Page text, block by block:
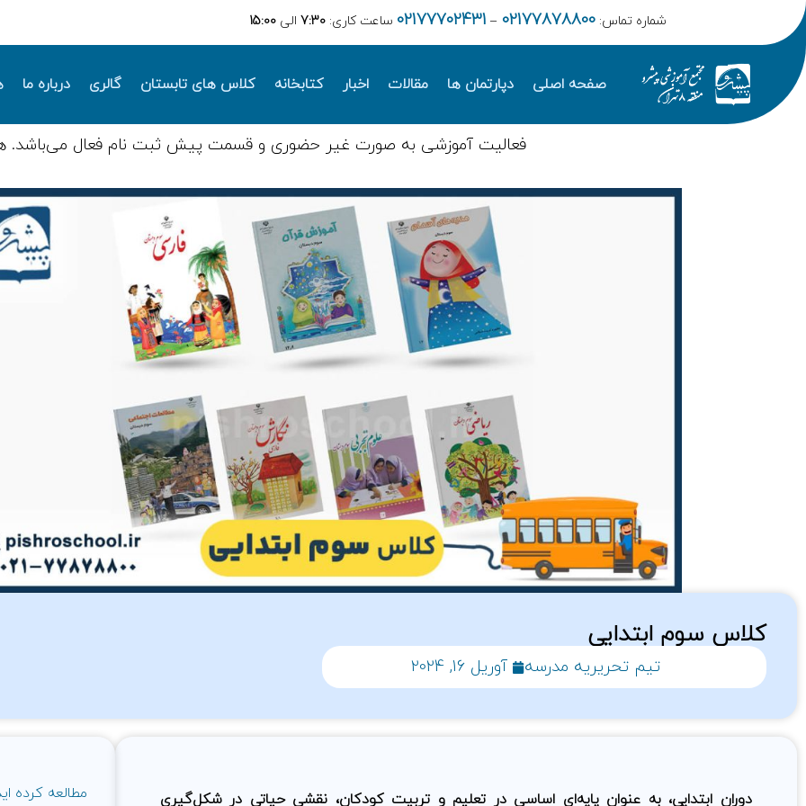
شماره تماس: 02177878800
–
02177702431 ساعت کاری: 7:30 الی 15:00
صفحه اصلی دپارتمان ها مقالات اخبار کتابخانه کلاس های تابستان گالری درباره ما
فعالیت آموزشی به صورت غیر حضوری و قسمت پیش ثبت نام فعال می‌باشد.
کلاس سوم ابتدایی
تیم تحریریه مدرسه آوریل 16, 2024
دوران ابتدایی، به عنوان پایه‌ای اساسی در تعلیم و تربیت کودکان، نقشی حیاتی در شکل‌گیری مطالعه کرده